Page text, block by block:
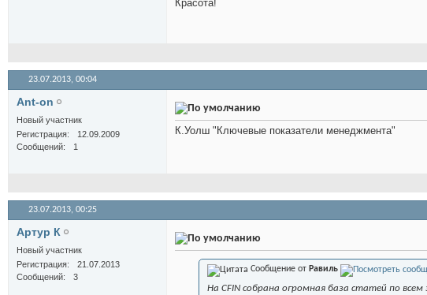
Красота!
23.07.2013, 00:04
Ant-on
Новый участник
Регистрация
12.09.2009
Сообщений
1
К.Уолш "Ключевые показатели менеджмента"
23.07.2013, 00:25
Артур К
Новый участник
Регистрация
21.07.2013
Сообщений
3
Сообщение от Равиль
На CFIN собрана огромная база статей по